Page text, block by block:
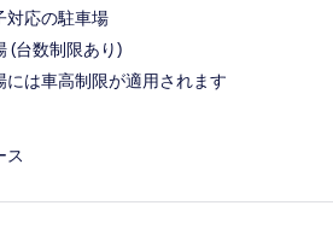
対応の駐車場
(台数制限あり)
には車高制限が適用されます
ス